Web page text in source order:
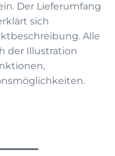
Der Lieferumfang
sich
Alle
der Illustration